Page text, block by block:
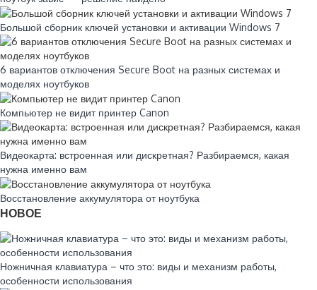
Большой сборник ключей установки и активации Windows 7
6 вариантов отключения Secure Boot на разных системах и
моделях ноутбуков
Компьютер не видит принтер Canon
Видеокарта: встроенная или дискретная? Разбираемся, какая
нужна именно вам
Восстановление аккумулятора от ноутбука
НОВОЕ
Ножничная клавиатура – что это: виды и механизм работы,
особенности использования